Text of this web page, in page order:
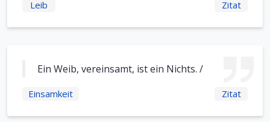
Leib Zitat
Ein Weib, vereinsamt, ist ein Nichts. /
Einsamkeit Zitat